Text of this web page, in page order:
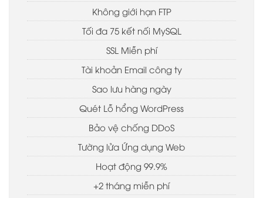
Không giới hạn FTP
Tối đa 75 kết nối MySQL
SSL Miễn phí
Tài khoản Email công ty
Sao lưu hàng ngày
Quét Lỗ hổng WordPress
Bảo vệ chống DDoS
Tường lửa Ứng dụng Web
Hoạt động 99.9%
+2 tháng miễn phí